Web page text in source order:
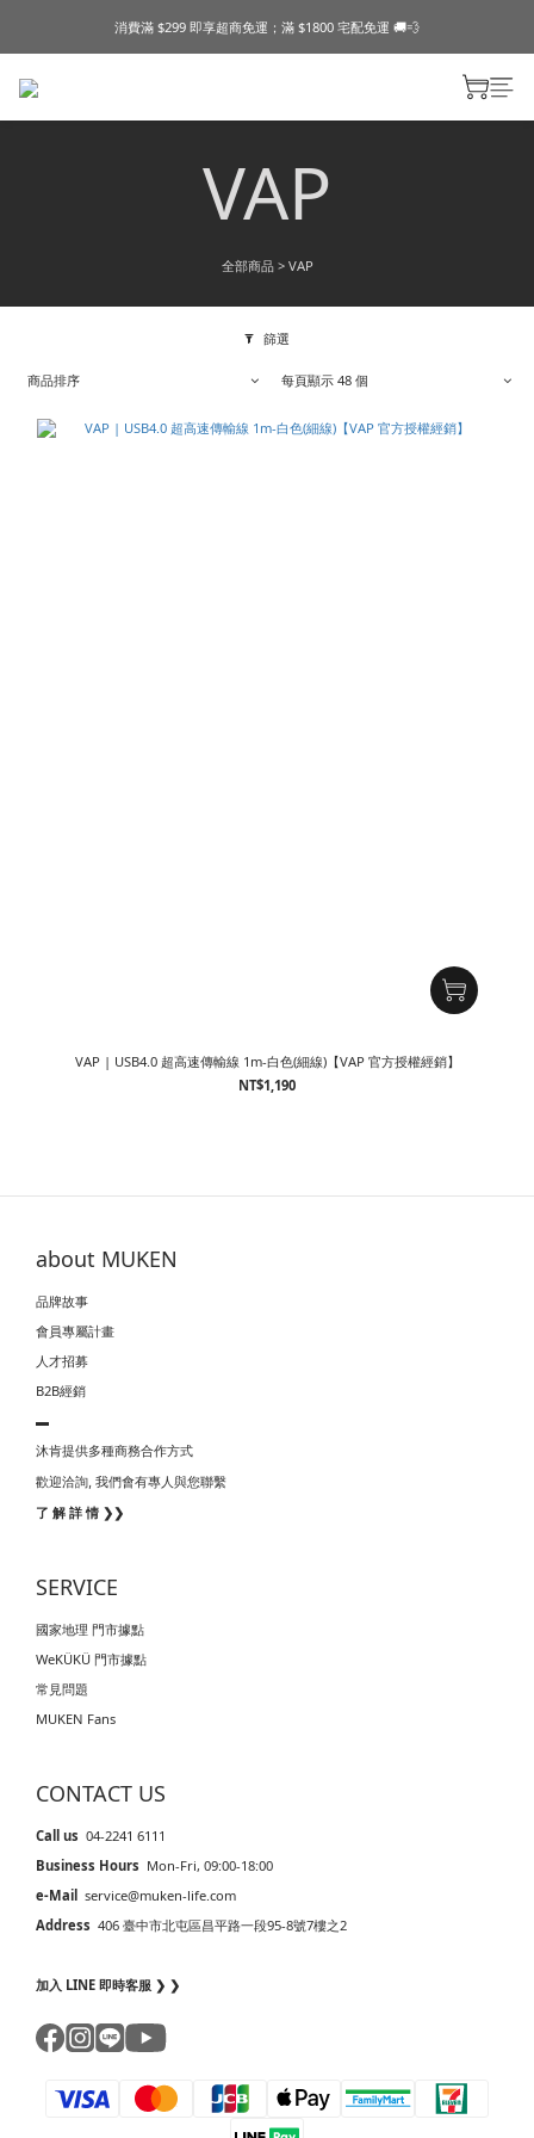
消費滿 $299 即享超商免運；滿 $1800 宅配免運 🚚💨
VAP
全部商品> VAP
篩選
商品排序 每頁顯示 48 個
VAP | USB4.0 超高速傳輸線 1m-白色(細線)【VAP 官方授權經銷】
NT$1,190
about MUKEN
品牌故事
會員專屬計畫
人才招募
B2B經銷
▬
沐肯提供多種商務合作方式
歡迎洽詢, 我們會有專人與您聯繫
了 解 詳 情 ❯❯
SERVICE
國家地理 門市據點
WeKÜKÜ 門市據點
常見問題
MUKEN Fans
CONTACT US
Call us 04-2241 6111
Business Hours Mon-Fri, 09:00-18:00
e-Mail service@muken-life.com
Address 406 臺中市北屯區昌平路一段95-8號7樓之2
加入 LINE 即時客服 ❯ ❯